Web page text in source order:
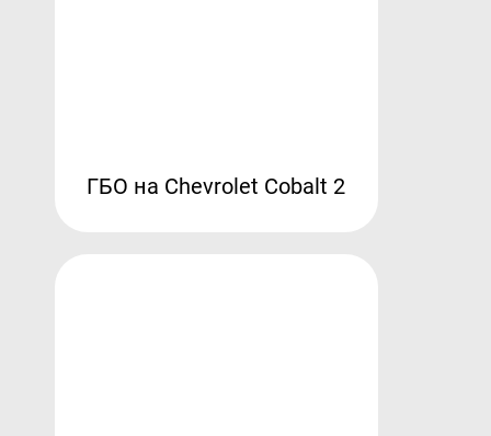
ГБО на Chevrolet Cobalt 2